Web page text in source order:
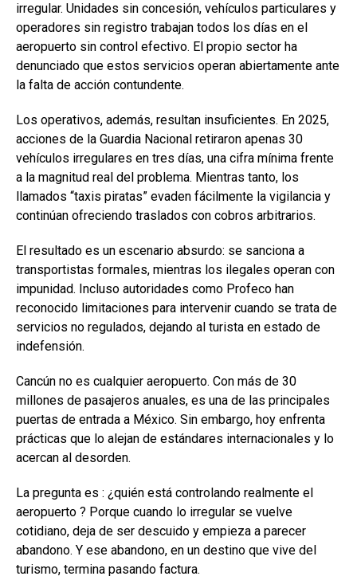
irregular. Unidades sin concesión, vehículos particulares y
operadores sin registro trabajan todos los días en el
aeropuerto sin control efectivo. El propio sector ha
denunciado que estos servicios operan abiertamente ante
la falta de acción contundente.
Los operativos, además, resultan insuficientes. En 2025,
acciones de la Guardia Nacional retiraron apenas 30
vehículos irregulares en tres días, una cifra mínima frente
a la magnitud real del problema. Mientras tanto, los
llamados “taxis piratas” evaden fácilmente la vigilancia y
continúan ofreciendo traslados con cobros arbitrarios.
El resultado es un escenario absurdo: se sanciona a
transportistas formales, mientras los ilegales operan con
impunidad. Incluso autoridades como Profeco han
reconocido limitaciones para intervenir cuando se trata de
servicios no regulados, dejando al turista en estado de
indefensión.
Cancún no es cualquier aeropuerto. Con más de 30
millones de pasajeros anuales, es una de las principales
puertas de entrada a México. Sin embargo, hoy enfrenta
prácticas que lo alejan de estándares internacionales y lo
acercan al desorden.
La pregunta es : ¿quién está controlando realmente el
aeropuerto ? Porque cuando lo irregular se vuelve
cotidiano, deja de ser descuido y empieza a parecer
abandono. Y ese abandono, en un destino que vive del
turismo, termina pasando factura.